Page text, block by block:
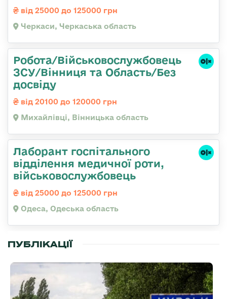
від 25000 до 125000 грн
Черкаси, Черкаська область
Робота/Військовослужбовець
ЗСУ/Вінниця та Область/Без
досвіду
від 20100 до 120000 грн
Михайлівці, Вінницька область
Лаборант госпітального
відділення медичної роти,
військовослужбовець
від 25000 до 125000 грн
Одеса, Одеська область
ПУБЛІКАЦІЇ